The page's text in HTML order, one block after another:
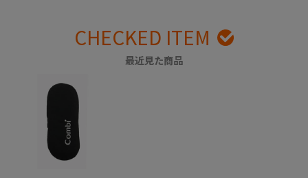
CHECKED ITEM
最近見た商品